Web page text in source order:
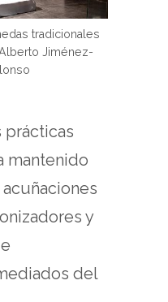
tradicionales
Jiménez-
prácticas
mantenido
y
del